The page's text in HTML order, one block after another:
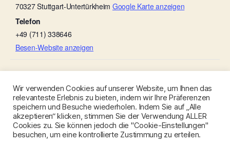
70327Stuttgart-Untertürkheim Google Karte anzeigen
Telefon
+49 (711) 338646
Besen-Website anzeigen
© 2026Besen-Stuttgart.de Nach oben
Wir verwenden Cookies auf unserer Website, um Ihnen das
relevanteste Erlebnis zu bieten, indem wir Ihre Präferenzen
speichern und Besuche wiederholen. Indem Sie auf „Alle
akzeptieren“ klicken, stimmen Sie der Verwendung ALLER
Cookies zu. Sie können jedoch die "Cookie-Einstellungen"
besuchen, um eine kontrollierte Zustimmung zu erteilen.